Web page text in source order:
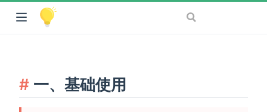
一、基础使用